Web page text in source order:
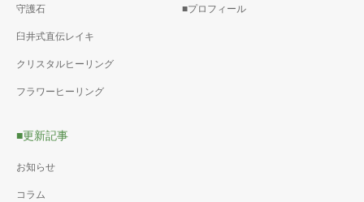
守護石
臼井式直伝レイキ
クリスタルヒーリング
フラワーヒーリング
■プロフィール
■更新記事
お知らせ
コラム